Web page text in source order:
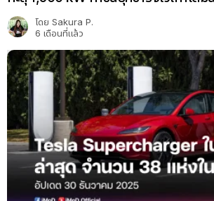
โดย Sakura P.
6 เดือนที่แล้ว